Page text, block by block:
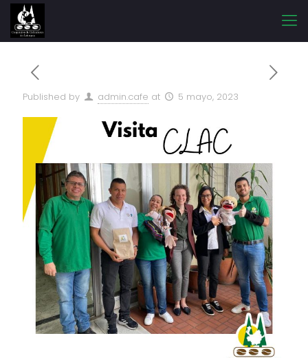
Published by admin.cafe at 5 mayo, 2023